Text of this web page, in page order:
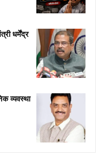
धर्मेंद्र
व्यवस्था